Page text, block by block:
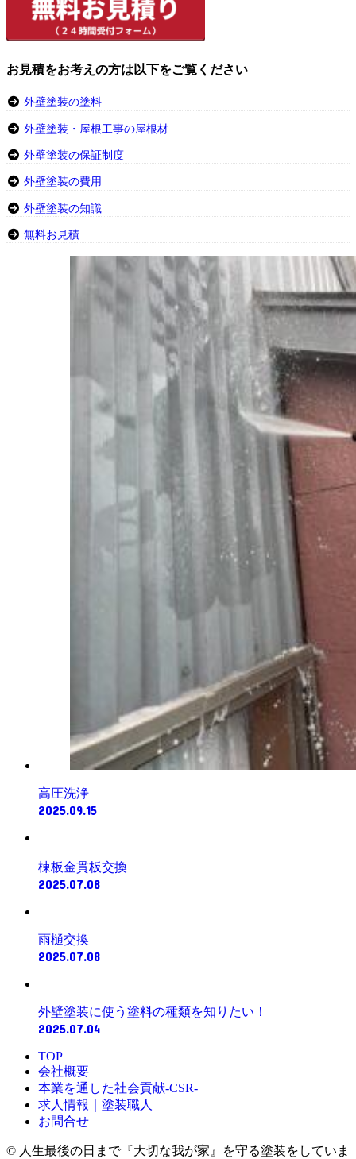
お見積をお考えの方は以下をご覧ください
外壁塗装の塗料
外壁塗装・屋根工事の屋根材
外壁塗装の保証制度
外壁塗装の費用
外壁塗装の知識
無料お見積
高圧洗浄
2025.09.15
棟板金貫板交換
2025.07.08
雨樋交換
2025.07.08
外壁塗装に使う塗料の種類を知りたい！
2025.07.04
TOP
会社概要
本業を通した社会貢献-CSR-
求人情報｜塗装職人
お問合せ
© 人生最後の日まで『大切な我が家』を守る塗装をしていま